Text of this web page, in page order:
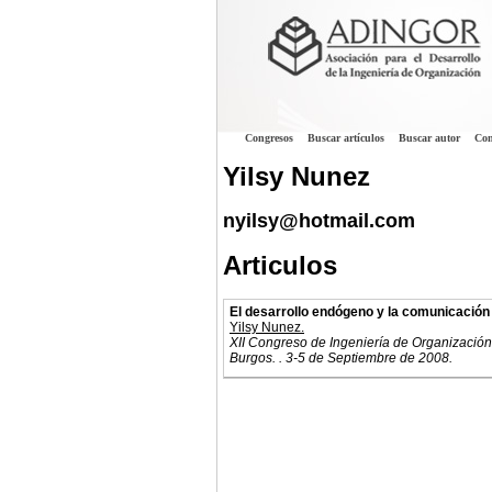
Congresos Buscar artículos Buscar autor
Yilsy Nunez
nyilsy@hotmail.com
Articulos
El desarrollo endógeno y la
Yilsy Nunez.
XII Congreso de Ingeniería de Organización
Burgos. . 3-5 de Septiembre de 2008.